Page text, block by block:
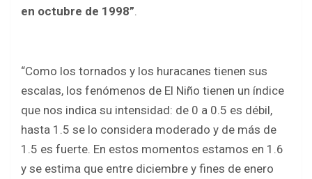
en octubre de 1998”.
“Como los tornados y los huracanes tienen sus
escalas, los fenómenos de El Niño tienen un índice
que nos indica su intensidad: de 0 a 0.5 es débil,
hasta 1.5 se lo considera moderado y de más de
1.5 es fuerte. En estos momentos estamos en 1.6
y se estima que entre diciembre y fines de enero